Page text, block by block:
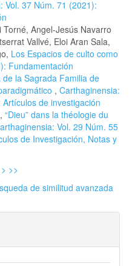
Vol. 37 Núm. 71 (2021):
Angel-Jesús Navarro
Vallvé, Eloi Aran Sala,
Los Espacios de culto como
Fundamentación
la Sagrada Familia de
, Carthaginensia:
de investigación
“Dieu” dans la théologie du
Vol. 29 Núm. 55
de Investigación, Notas y
> >>
de similitud avanzada